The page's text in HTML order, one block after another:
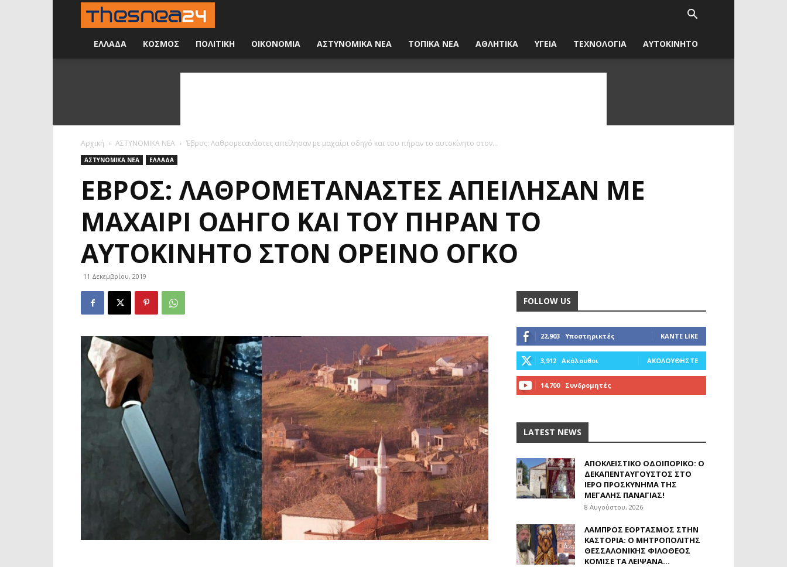
24
ώρες
ΕΛΛΑΔΑ ΚΟΣΜΟΣ ΠΟΛΙΤΙΚΗ ΟΙΚΟΝΟΜΙΑ ΑΣΤΥΝΟΜΙΚΑ ΝΕΑ ΤΟΠΙΚΑ ΝΕΑ ΑΘΛΗΤΙΚΑ ΥΓΕΙΑ ΤΕΧΝΟΛΟΓΙΑ ΑΥΤΟΚΙΝΗΤΟ
Αρχική ΑΣΤΥΝΟΜΙΚΑ ΝΕΑ Έβρος: Λαθρομετανάστες απείλησαν με μαχαίρι οδηγό και του πήραν το αυτοκίνητο στον...
ΑΣΤΥΝΟΜΙΚΑ ΝΕΑ ΕΛΛΑΔΑ
ΈΒΡΟΣ: ΛΑΘΡΟΜΕΤΑΝΆΣΤΕΣ ΑΠΕΊΛΗΣΑΝ ΜΕ
ΜΑΧΑΊΡΙ ΟΔΗΓΌ ΚΑΙ ΤΟΥ ΠΉΡΑΝ ΤΟ
ΑΥΤΟΚΊΝΗΤΟ ΣΤΟΝ ΟΡΕΙΝΌ ΌΓΚΟ
11 Δεκεμβρίου, 2019
FOLLOW US
22,903 Υποστηρικτές ΚΆΝΤΕ LIKE
3,912 Ακόλουθοι ΑΚΟΛΟΥΘΉΣΤΕ
14,700 Συνδρομητές
LATEST NEWS
ΑΠΟΚΛΕΙΣΤΙΚΟ ΟΔΟΙΠΟΡΙΚΟ: Ο
ΔΕΚΑΠΕΝΤΑΎΓΟΥΣΤΟΣ ΣΤΟ
ΙΕΡΌ ΠΡΟΣΚΎΝΗΜΑ ΤΗΣ
ΜΕΓΆΛΗΣ ΠΑΝΑΓΊΑΣ!
8 Αυγούστου, 2026
ΛΑΜΠΡΌΣ ΕΟΡΤΑΣΜΌΣ ΣΤΗΝ
ΚΑΣΤΟΡΙΆ: Ο ΜΗΤΡΟΠΟΛΊΤΗΣ
ΘΕΣΣΑΛΟΝΊΚΗΣ ΦΙΛΌΘΕΟΣ
ΚΌΜΙΣΕ ΤΑ ΛΕΊΨΑΝΑ...